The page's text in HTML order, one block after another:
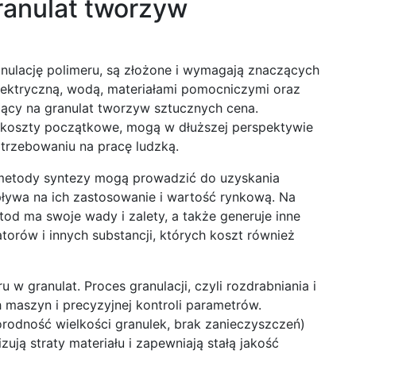
tworzyw
polimeru, są złożone i wymagają znaczących
wodą, materiałami pomocniczymi oraz
na granulat tworzyw sztucznych cena.
początkowe, mogą w dłuższej perspektywie
na pracę ludzką.
syntezy mogą prowadzić do uzyskania
na ich zastosowanie i wartość rynkową. Na
ma swoje wady i zalety, a także generuje inne
i innych substancji, których koszt również
w granulat. Proces granulacji, czyli rozdrabniania i
i precyzyjnej kontroli parametrów.
wielkości granulek, brak zanieczyszczeń)
straty materiału i zapewniają stałą jakość